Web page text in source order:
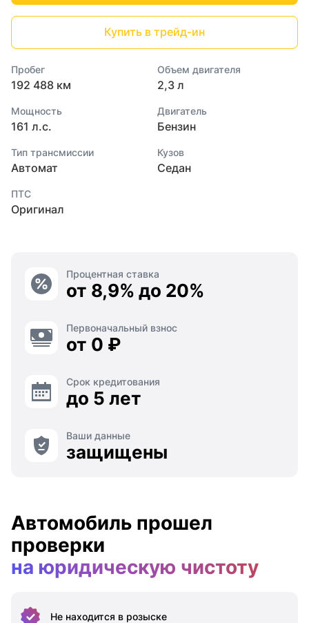
Купить в трейд-ин
Пробег
192 488 км
Объем двигателя
2,3 л
Мощность
161 л.с.
Двигатель
Бензин
Тип трансмиссии
Автомат
Кузов
Седан
ПТС
Оригинал
Процентная ставка
от 8,9% до 20%
Первоначальный взнос
от 0 ₽
Срок кредитования
до 5 лет
Ваши данные
защищены
Автомобиль прошел
проверки
на юридическую чистоту
Не находится в розыске